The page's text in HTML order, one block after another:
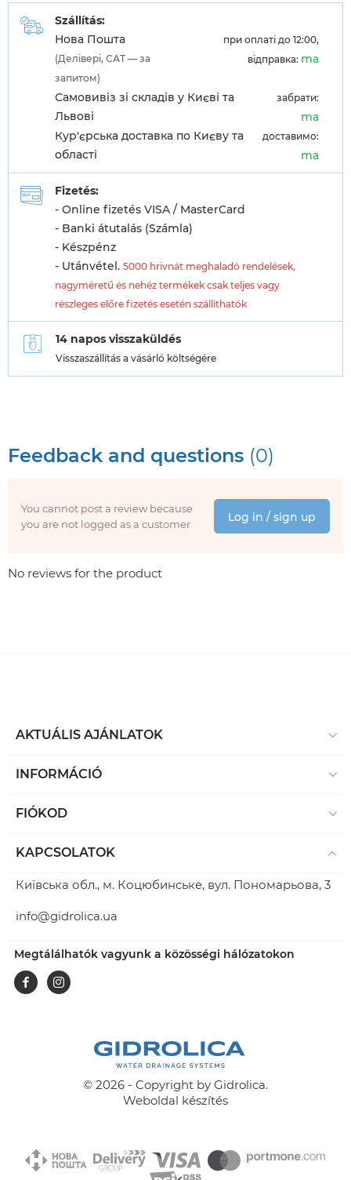
Szállítás:
Нова Пошта
(Делівері, САТ — за
запитом)
при оплаті до 12:00,
відправка: ma
Самовивіз зі складів у Києві та
Львові
забрати:
ma
Кур'єрська доставка по Києву та
області
доставимо:
ma
Fizetés:
- Online fizetés VISA / MasterCard
- Banki átutalás (Számla)
- Készpénz
- Utánvétel. 5000 hrivnát meghaladó rendelések,
nagyméretű és nehéz termékek csak teljes vagy
részleges előre fizetés esetén szállíthatók
14 napos visszaküldés
Visszaszállítás a vásárló költségére
Feedback and questions (0)
You cannot post a review because
you are not logged as a customer
Log in / sign up
No reviews for the product
AKTUÁLIS AJÁNLATOK
INFORMÁCIÓ
FIÓKOD
KAPCSOLATOK
Київська обл., м. Коцюбинське, вул. Пономарьова, 3
info@gidrolica.ua
Megtálálhatók vagyunk a közösségi hálózatokon
FacebookInstagram
© 2026 - Copyright by Gidrolica.
Weboldal készítés